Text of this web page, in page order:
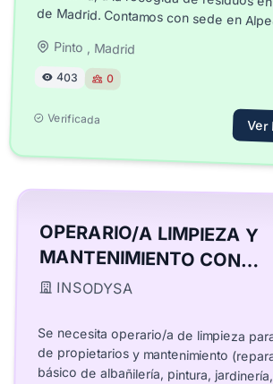
de Madrid. Contamos con sede en
Pinto , Madrid
403 0
Verificada Ver
OPERARIO/A LIMPIEZA Y
MANTENIMIENTO CON
DISCAPACIDAD
INSODYSA
Se necesita operario/a de limpieza
de propietarios y mantenimiento
básico de albañilería, pintura, jardinería,